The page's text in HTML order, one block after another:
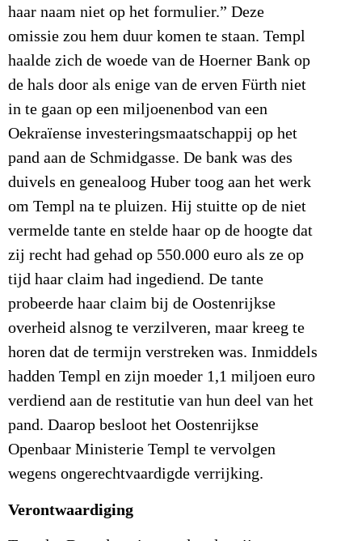
haar naam niet op het formulier.” Deze
omissie zou hem duur komen te staan. Templ
haalde zich de woede van de Hoerner Bank op
de hals door als enige van de erven Fürth niet
in te gaan op een miljoenenbod van een
Oekraïense investeringsmaatschappij op het
pand aan de Schmidgasse. De bank was des
duivels en genealoog Huber toog aan het werk
om Templ na te pluizen. Hij stuitte op de niet
vermelde tante en stelde haar op de hoogte dat
zij recht had gehad op 550.000 euro als ze op
tijd haar claim had ingediend. De tante
probeerde haar claim bij de Oostenrijkse
overheid alsnog te verzilveren, maar kreeg te
horen dat de termijn verstreken was. Inmiddels
hadden Templ en zijn moeder 1,1 miljoen euro
verdiend aan de restitutie van hun deel van het
pand. Daarop besloot het Oostenrijkse
Openbaar Ministerie Templ te vervolgen
wegens ongerechtvaardigde verrijking.
Verontwaardiging